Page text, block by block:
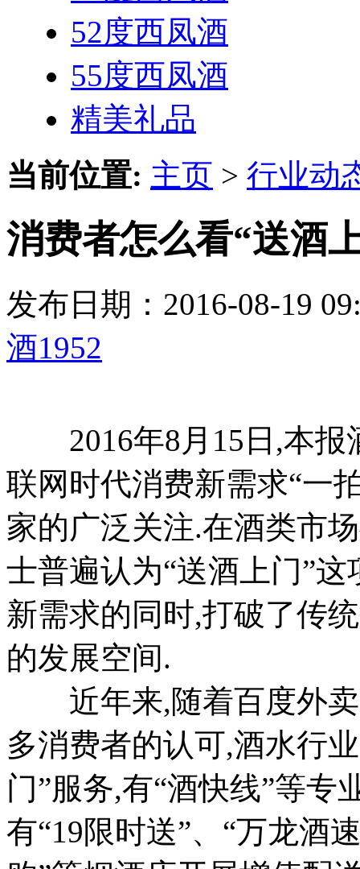
52度西凤酒
55度西凤酒
精美礼品
当前位置: 主页 > 行业动
消费者怎么看“送酒
发布日期：2016-08-19
酒1952
2016年8月15日,本报
联网时代消费新需求“一
家的广泛关注.在酒类市
士普遍认为“送酒上门”
新需求的同时,打破了传
的发展空间.
近年来,随着百度外卖
多消费者的认可,酒水行
门”服务,有“酒快线”等专
有“19限时送”、“万龙酒